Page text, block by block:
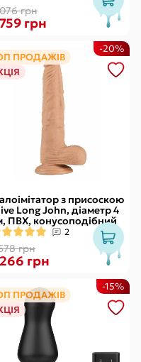
грн
грн
ПРОДАЖІВ
з присоскою
Long John, діаметр 4
ПВХ, конусоподібний
2
грн
-20%
грн
ПРОДАЖІВ
-15%